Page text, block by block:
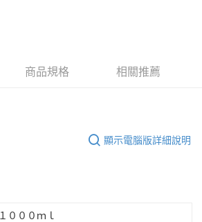
商品規格 相關推薦
顯示電腦版詳細說明
１０００ｍｌ